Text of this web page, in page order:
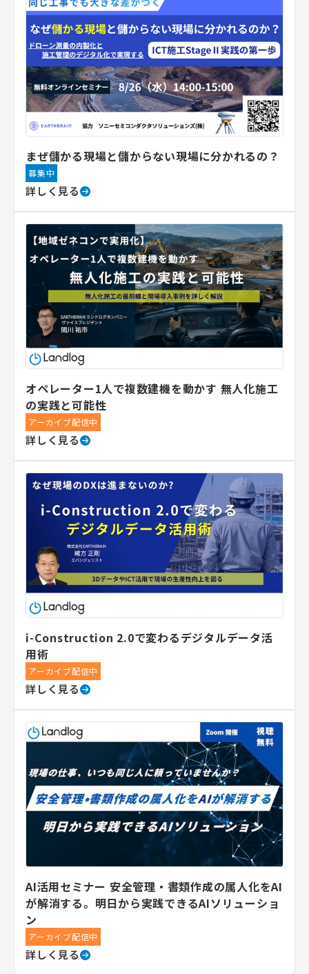
まぜ儲かる現場と儲からない現場に分かれるの？
募集中
詳しく見る
オペレーター1人で複数建機を動かす 無人化施工
の実践と可能性
アーカイブ配信中
詳しく見る
i-Construction 2.0で変わるデジタルデータ活
用術
アーカイブ配信中
詳しく見る
AI活用セミナー 安全管理・書類作成の属人化をAI
が解消する。明日から実践できるAIソリューショ
ン
アーカイブ配信中
詳しく見る